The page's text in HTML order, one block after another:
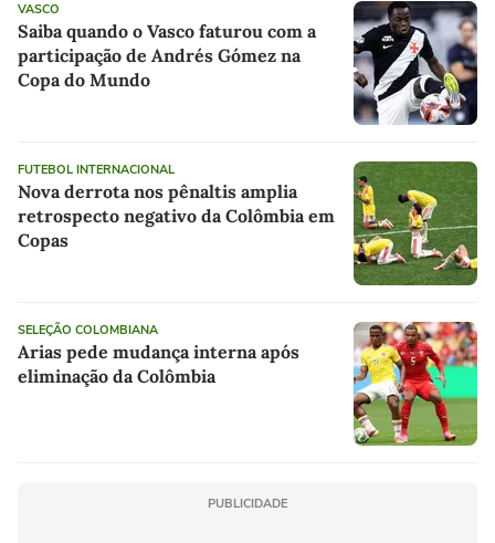
VASCO
Saiba quando o Vasco faturou com a
participação de Andrés Gómez na
Copa do Mundo
FUTEBOL INTERNACIONAL
Nova derrota nos pênaltis amplia
retrospecto negativo da Colômbia em
Copas
SELEÇÃO COLOMBIANA
Arias pede mudança interna após
eliminação da Colômbia
PUBLICIDADE